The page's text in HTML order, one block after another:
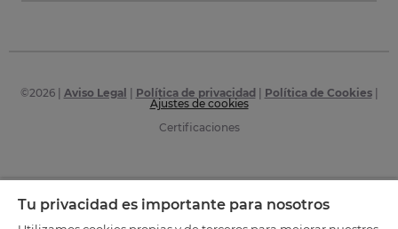
©2026| Aviso Legal Política de privacidad Política de Cookies|
Ajustes de cookies
Certificaciones
Tu privacidad es importante para nosotros